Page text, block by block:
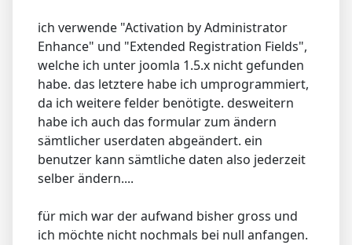
ich verwende "Activation by Administrator
Enhance" und "Extended Registration Fields",
welche ich unter joomla 1.5.x nicht gefunden
habe. das letztere habe ich umprogrammiert,
da ich weitere felder benötigte. desweitern
habe ich auch das formular zum ändern
sämtlicher userdaten abgeändert. ein
benutzer kann sämtliche daten also jederzeit
selber ändern....
für mich war der aufwand bisher gross und
ich möchte nicht nochmals bei null anfangen.